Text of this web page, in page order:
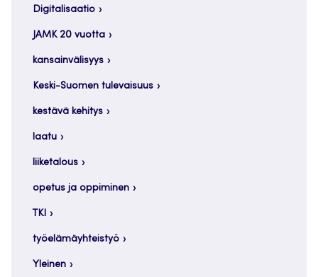
Digitalisaatio
JAMK 20 vuotta
kansainvälisyys
Keski-Suomen tulevaisuus
kestävä kehitys
laatu
liiketalous
opetus ja oppiminen
TKI
työelämäyhteistyö
Yleinen